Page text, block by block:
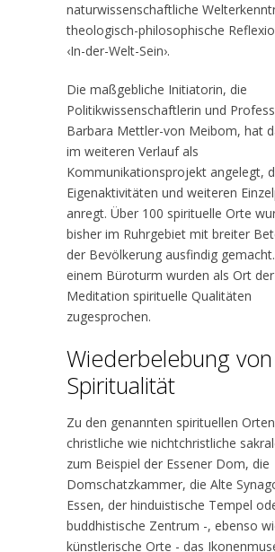
naturwissenschaftliche
theologisch-philosophische
‹In-der-Welt-Sein›.
Die maßgebliche Initiatorin, die
Politikwissenschaftlerin und
Barbara Mettler-von Meibom, hat
im weiteren Verlauf als
Kommunikationsprojekt angelegt,
Eigenaktivitäten und weiteren
anregt. Über 100 spirituelle Orte
bisher im Ruhrgebiet mit breiter
der Bevölkerung ausfindig
einem Büroturm wurden als Ort der
Meditation spirituelle Qualitäten
zugesprochen.
Wiederbelebung von
Spiritualität
Zu den genannten spirituellen
christliche wie nichtchristliche
zum Beispiel der Essener Dom, die
Domschatzkammer, die Alte
Essen, der hinduistische Tempel
buddhistische Zentrum -, ebenso
künstlerische Orte - das